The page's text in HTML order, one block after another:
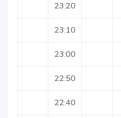
23:20
23:10
23:00
22:50
22:40